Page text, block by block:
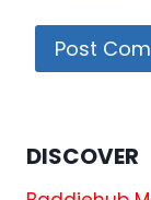
DISCOVER